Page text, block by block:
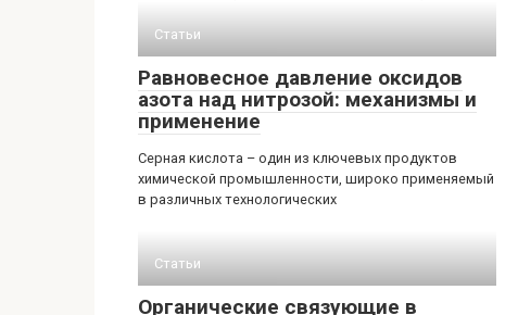
Статьи
Равновесное давление оксидов
азота над нитрозой: механизмы и
применение
Серная кислота – один из ключевых продуктов
химической промышленности, широко применяемый
в различных технологических
Статьи
Органические связующие в